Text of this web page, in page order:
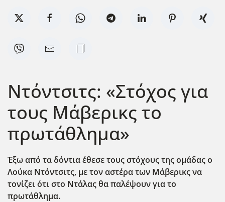
Ντόντσιτς: «Στόχος για
τους Μάβερικς το
πρωτάθλημα»
Έξω από τα δόντια έθεσε τους στόχους της ομάδας ο
Λούκα Ντόντσιτς, με τον αστέρα των Μάβερικς να
τονίζει ότι στο Ντάλας θα παλέψουν για το
πρωτάθλημα.